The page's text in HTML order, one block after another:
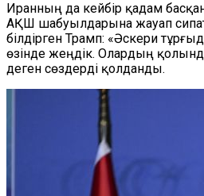
Иранның да кейбір қадам
АҚШ шабуылдарына жауап
білдірген Трамп: «Әскери
өзінде жеңдік. Олардың
деген сөздерді қолданды.